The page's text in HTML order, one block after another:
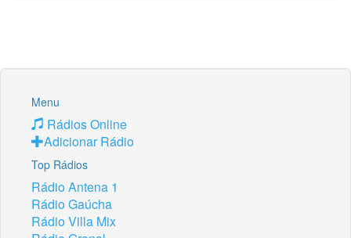
Menu
Rádios Online
Adicionar Rádio
Top Rádios
Rádio Antena 1
Rádio Gaúcha
Rádio Villa Mix